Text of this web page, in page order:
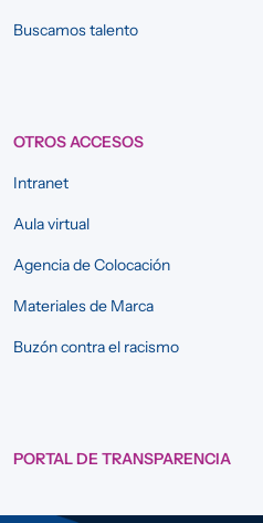
Buscamos talento
OTROS ACCESOS
Intranet
Aula virtual
Agencia de Colocación
Materiales de Marca
Buzón contra el racismo
PORTAL DE TRANSPARENCIA